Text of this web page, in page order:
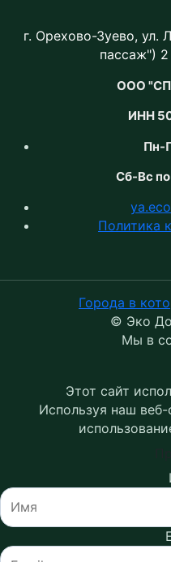
г. Орехово-Зуево, ул.
пассаж")
ООО
ИНН
Пн-
Сб-Вс по
Политика
Города в
© Эко
Мы в
Этот сайт
Используя наш веб-